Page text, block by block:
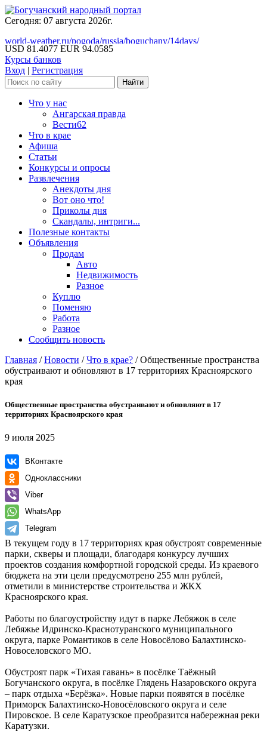
Сегодня: 07 августа 2026г.
world-weather.ru/pogoda/russia/boguchany/14days/
USD 81.4077 EUR 94.0585
Курсы банков
Вход | Регистрация
Что у нас
Ангарская правда
Вести62
Что в крае
Афиша
Статьи
Конкурсы и опросы
Развлечения
Анекдоты дня
Вот оно что!
Приколы дня
Скандалы, интриги...
Полезные контакты
Объявления
Продам
Авто
Недвижимость
Разное
Куплю
Поменяю
Работа
Разное
Сообщить новость
Главная /Новости /Что в крае? /Общественные пространства
обустраивают и обновляют в 17 территориях Красноярского
края
Общественные пространства обустраивают и обновляют в 17
территориях Красноярского края
9 июля 2025
ВКонтакте
Одноклассники
Viber
WhatsApp
Telegram
В текущем году в 17 территориях края обустроят современные
парки, скверы и площади, благодаря конкурсу лучших
проектов создания комфортной городской среды. Из краевого
бюджета на эти цели предусмотрено 255 млн рублей,
отметили в министерстве строительства и ЖКХ
Красноярского края.
Работы по благоустройству идут в парке Лебяжок в селе
Лебяжье Идринско-Краснотуранского муниципального
округа, парке Романтиков в селе Новосёлово Балахтинско-
Новоселовского МО.
Обустроят парк «Тихая гавань» в посёлке Таёжный
Богучанского округа, в посёлке Глядень Назаровского округа
– парк отдыха «Берёзка». Новые парки появятся в посёлке
Приморск Балахтинско-Новосёловского округа и селе
Пировское. В селе Каратузское преобразится набережная реки
Каратузки.